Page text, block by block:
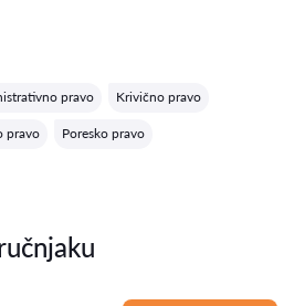
pravo Krivično pravo
pravo Poresko pravo